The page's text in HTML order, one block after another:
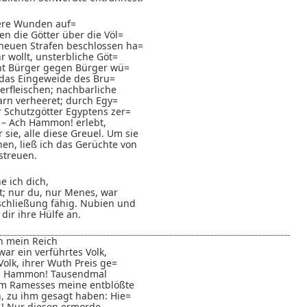
Wunden auf=
die Götter über die Völ=
Strafen beschlossen ha=
wollt, unsterbliche Göt=
Bürger gegen Bürger wü=
Eingeweide des Bru=
nachbarliche
verheeret; durch Egy=
Egyptens zer=
Ach Hammon! erlebt,
alle diese Greuel. Um sie
ließ ich das Gerüchte von
ich dich,
nur du, nur Menes, war
fähig. Nubien und
ihre Hülfe an.
mein Reich
ein verführtes Volk,
ihrer Wuth Preis ge=
Tausendmal
Ramesses meine entblößte
zu ihm gesagt haben: Hie=